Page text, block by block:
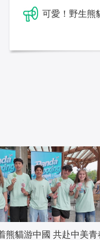
可愛！野生熊
熊貓游中國 共赴中美青